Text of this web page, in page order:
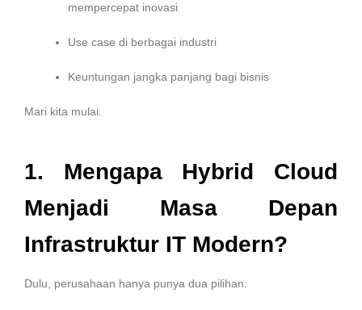
mempercepat inovasi
Use case di berbagai industri
Keuntungan jangka panjang bagi bisnis
Mari kita mulai.
1. Mengapa Hybrid Cloud
Menjadi Masa Depan
Infrastruktur IT Modern?
Dulu, perusahaan hanya punya dua pilihan: